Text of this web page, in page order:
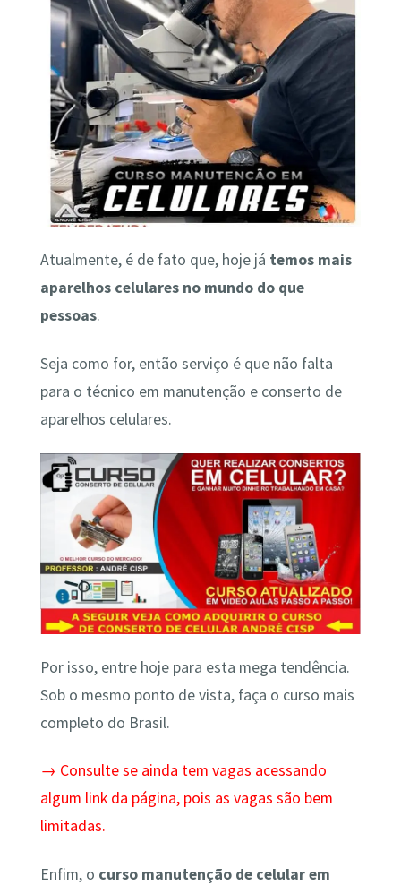
Atualmente, é de fato que, hoje já temos mais
aparelhos celulares no mundo do que
pessoas.
Seja como for, então serviço é que não falta
para o técnico em manutenção e conserto de
aparelhos celulares.
Por isso, entre hoje para esta mega tendência.
Sob o mesmo ponto de vista, faça o curso mais
completo do Brasil.
→ Consulte se ainda tem vagas acessando
algum link da página, pois as vagas são bem
limitadas.
Enfim, o curso manutenção de celular em